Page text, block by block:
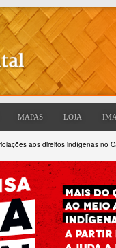
MAPAS LOJA
aos direitos indígenas no